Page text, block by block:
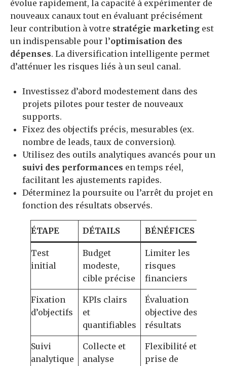
évolue rapidement, la capacité à expérimenter de
nouveaux canaux tout en évaluant précisément
leur contribution à votre stratégie marketing est
un indispensable pour l’optimisation des
dépenses. La diversification intelligente permet
d’atténuer les risques liés à un seul canal.
Investissez d’abord modestement dans des
projets pilotes pour tester de nouveaux
supports.
Fixez des objectifs précis, mesurables (ex.
nombre de leads, taux de conversion).
Utilisez des outils analytiques avancés pour un
suivi des performances en temps réel,
facilitant les ajustements rapides.
Déterminez la poursuite ou l’arrêt du projet en
fonction des résultats observés.
ÉTAPE DÉTAILS BÉNÉFICES
Test
initial
Budget
modeste,
cible précise
Limiter les
risques
financiers
Fixation
d’objectifs
KPIs clairs
et
quantifiables
Évaluation
objective des
résultats
Suivi
analytique
Collecte et
analyse
Flexibilité et
prise de